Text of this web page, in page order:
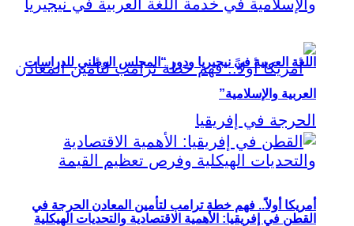
أمريكا أولاً.. فهم خطة ترامب لتأمين المعادن الحرجة في
اللغة العربية في نيجيريا ودور “المجلس الوطني للدراسات
العربية والإسلامية”
القطن في إفريقيا: الأهمية الاقتصادية والتحديات الهيكلية